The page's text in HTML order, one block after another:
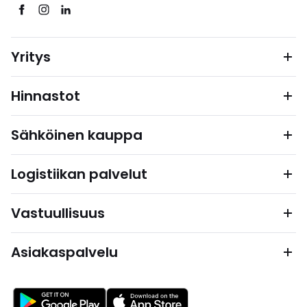
Yritys
Hinnastot
Sähköinen kauppa
Logistiikan palvelut
Vastuullisuus
Asiakaspalvelu